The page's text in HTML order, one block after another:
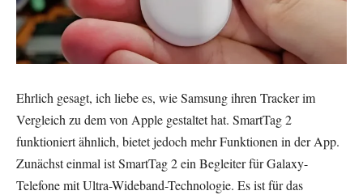
Ehrlich gesagt, ich liebe es, wie Samsung ihren Tracker im
Vergleich zu dem von Apple gestaltet hat. SmartTag 2
funktioniert ähnlich, bietet jedoch mehr Funktionen in der App.
Zunächst einmal ist SmartTag 2 ein Begleiter für Galaxy-
Telefone mit Ultra-Wideband-Technologie. Es ist für das